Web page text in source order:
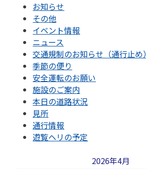
お知らせ
その他
イベント情報
ニュース
交通規制のお知らせ（通行止め）
季節の便り
安全運転のお願い
施設のご案内
本日の道路状況
見所
通行情報
遊覧ヘリの予定
2026年4月